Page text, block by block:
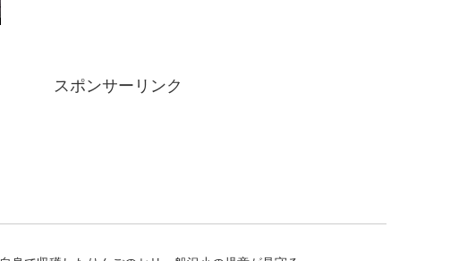
スポンサーリンク